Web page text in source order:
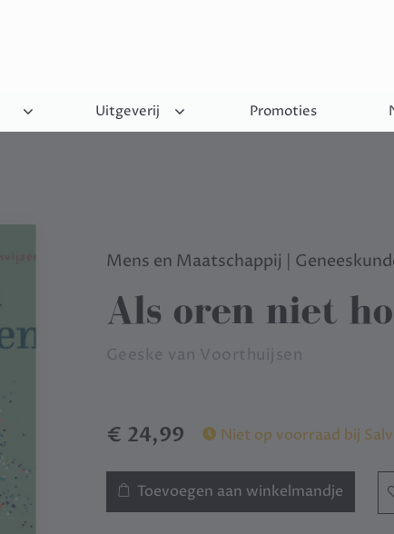
Uitgeverij Promoties
Mens en Maatschappij |
Als oren niet
Geeske van Voorthuijsen
€ 24,99 Niet op voorraad bij
Toevoegen aan winkelmandje